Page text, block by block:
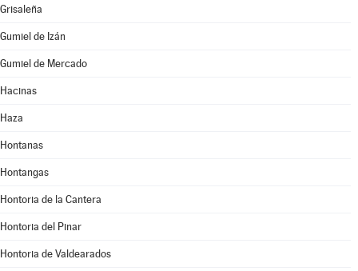
Grisaleña
Gumiel de Izán
Gumiel de Mercado
Hacinas
Haza
Hontanas
Hontangas
Hontoria de la Cantera
Hontoria del Pinar
Hontoria de Valdearados